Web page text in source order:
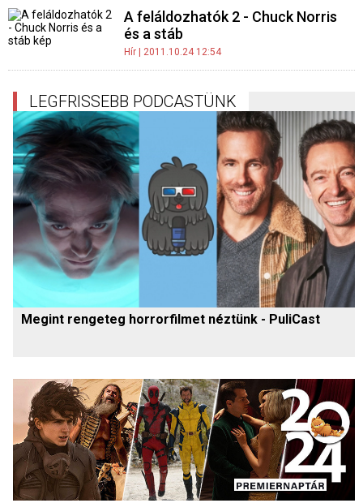
A feláldozhatók 2 - Chuck Norris
és a stáb
Hír | 2011.10.24 12:54
LEGFRISSEBB PODCASTÜNK
Megint rengeteg horrorfilmet néztünk - PuliCast